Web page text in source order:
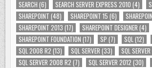
SEARCH (6) SEARCH SERVER EXPRESS 2010 (4)
SHAREPOINT (48) SHAREPOINT 15 (6)
SHAREPOINT 2013 (17) SHAREPOINT DESIGNER (4)
SHAREPOINT FOUNDATION (17) SP (7) SQL (12)
SQL 2008 R2 (13) SQL SERVER (33) SQL
SQL SERVER 2008 R2 (7) SQL SERVER 2012 (30)